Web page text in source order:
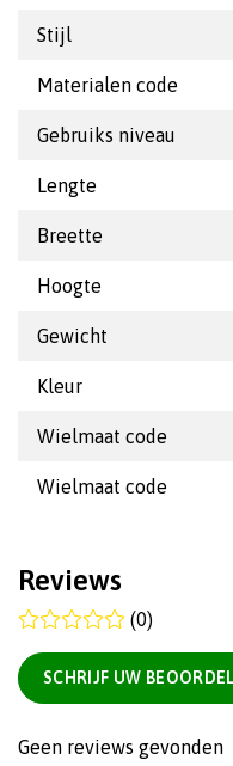
Stijl
Materialen code
Gebruiks niveau
Lengte
Breette
Hoogte
Gewicht
Kleur
Wielmaat code
Wielmaat code
Reviews
(0)
SCHRIJF UW
Geen reviews gevonden